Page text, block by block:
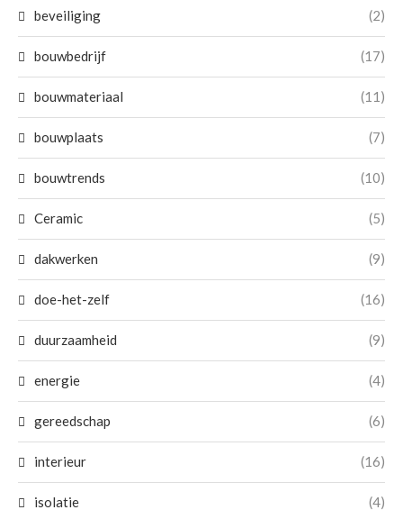
beveiliging (2)
bouwbedrijf (17)
bouwmateriaal (11)
bouwplaats (7)
bouwtrends (10)
Ceramic (5)
dakwerken (9)
doe-het-zelf (16)
duurzaamheid (9)
energie (4)
gereedschap (6)
interieur (16)
isolatie (4)